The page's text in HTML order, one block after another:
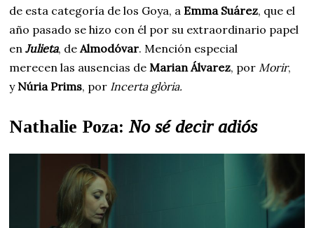
de esta categoría de los Goya, aEmma Suárez, que el
año pasado se hizo con él por su extraordinario papel
enJulieta, deAlmodóvar. Mención especial
merecen las ausencias deMarian Álvarez, porMorir,
y Núria Prims, por Incerta glòria.
Nathalie Poza:No sé decir adiós